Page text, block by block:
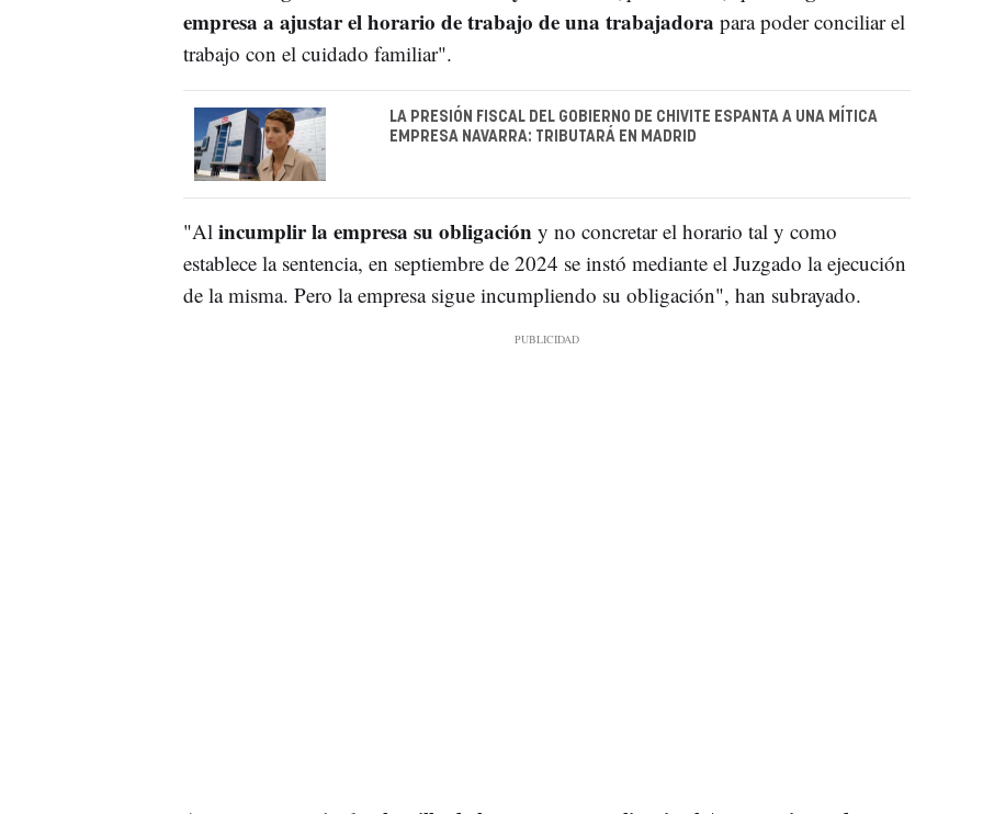
empresa a ajustar el horario de trabajo de una trabajadora para poder conciliar el
trabajo con el cuidado familiar".
LA PRESIÓN FISCAL DEL GOBIERNO DE CHIVITE ESPANTA A UNA MÍTICA
EMPRESA NAVARRA: TRIBUTARÁ EN MADRID
"Alincumplir la empresa su obligación y no concretar el horario tal y como
establece la sentencia, en septiembre de 2024 se instó mediante el Juzgado la ejecución
de la misma. Pero la empresa sigue incumpliendo su obligación", han subrayado.